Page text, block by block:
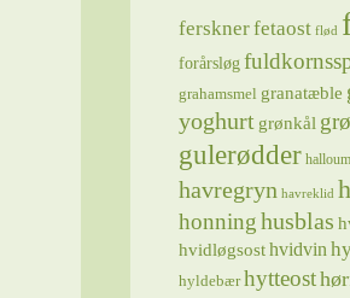
fersknerfetaost flød
forårsløg
grahamsmel granatæble
yoghurt grønkål
gulerødder
havregryn havreklid
honninghusblas
hvidløgsost hvidvin
hyldebær hytteost